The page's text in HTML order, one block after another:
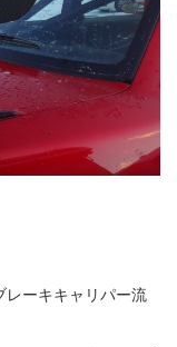
レーキキャリパー流